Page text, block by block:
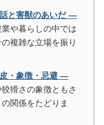
と害獣のあいだ ―
や暮らしの中では
複雑な立場を振り
・象徴・忌避 ―
猾さの象徴ともさ
関係をたどりま